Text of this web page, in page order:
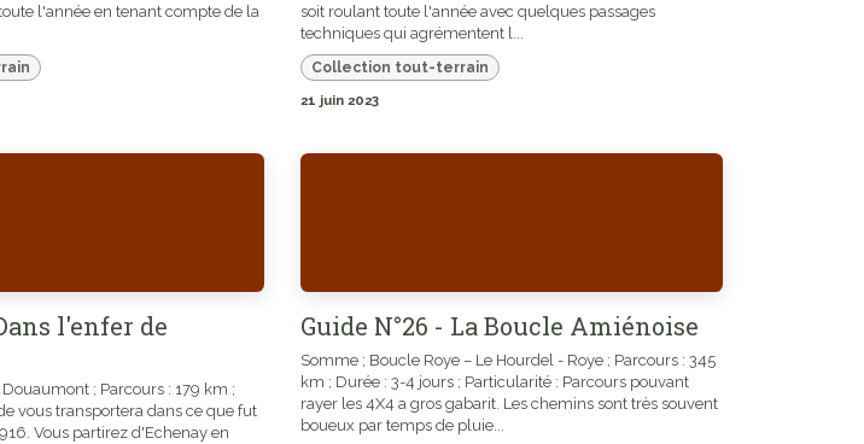
l'année en tenant compte de la
soit roulant toute l'année avec quelques passages
techniques qui agrémentent l...
Collection tout-terrain
21 juin 2023
l'enfer de
; Parcours : 179 km ;
vous transportera dans ce que fut
Vous partirez d'Echenay en
Guide N°26 - La Boucle Amiénoise
Somme ; Boucle Roye – Le Hourdel - Roye ; Parcours : 345
km ; Durée : 3-4 jours ; Particularité : Parcours pouvant
rayer les 4X4 a gros gabarit. Les chemins sont très souvent
boueux par temps de pluie...